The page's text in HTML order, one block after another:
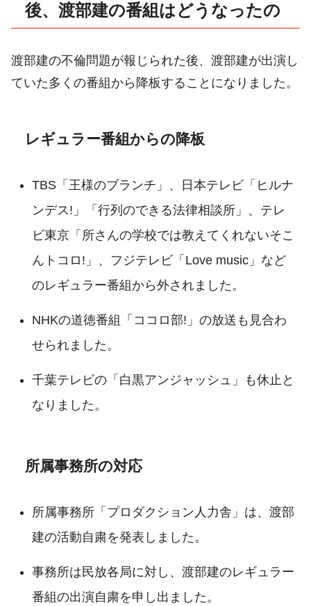
後、渡部建の番組はどうなったの
渡部建の不倫問題が報じられた後、渡部建が出演し
ていた多くの番組から降板することになりました。
レギュラー番組からの降板
TBS「王様のブランチ」、日本テレビ「ヒルナ
ンデス!」「行列のできる法律相談所」、テレ
ビ東京「所さんの学校では教えてくれないそこ
んトコロ!」、フジテレビ「Love music」など
のレギュラー番組から外されました。
NHKの道徳番組「ココロ部!」の放送も見合わ
せられました。
千葉テレビの「白黒アンジャッシュ」も休止と
なりました。
所属事務所の対応
所属事務所「プロダクション人力舎」は、渡部
建の活動自粛を発表しました。
事務所は民放各局に対し、渡部建のレギュラー
番組の出演自粛を申し出ました。